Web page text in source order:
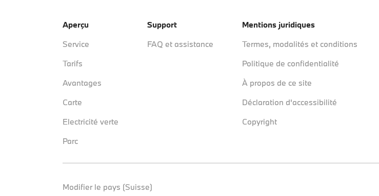
Aperçu
Service
Tarifs
Avantages
Carte
Electricité verte
Parc
Support
FAQ et assistance
Mentions juridiques
Termes, modalités et conditions
Politique de confidentialité
À propos de ce site
Déclaration d'accessibilité
Copyright
Modifier le pays (Suisse)